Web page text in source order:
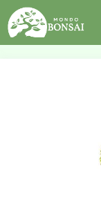
Vai
al
contenuto